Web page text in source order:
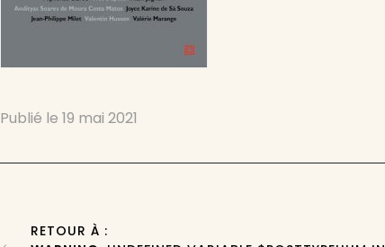
Publié le19 mai 2021
RETOUR À :